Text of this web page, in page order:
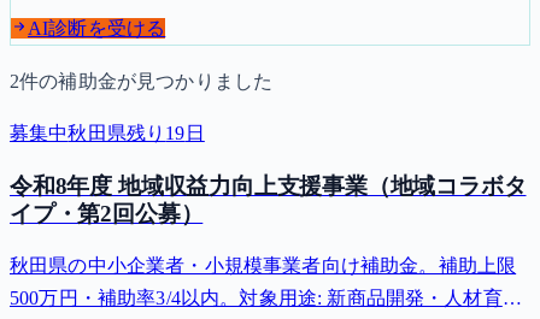
AI診断を受ける
2件の補助金が見つかりました
募集中秋田県残り 19 日
令和8年度 地域収益力向上支援事業（地域コラボタ
イプ・第2回公募）
秋田県の中小企業者・小規模事業者向け補助金。補助上限
500万円・補助率3/4以内。対象用途: 新商品開発・人材育